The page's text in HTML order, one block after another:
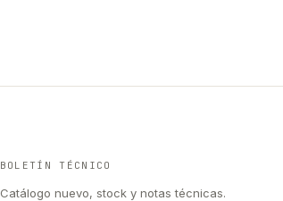
BOLETÍN TÉCNICO
Catálogo nuevo, stock y notas técnicas.